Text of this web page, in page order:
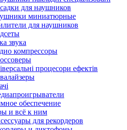
для наушников
миниатюрные
для наушников
звука
компрессоры
процесори ефектів
обеспечение
и всё к ним
для рекордеров